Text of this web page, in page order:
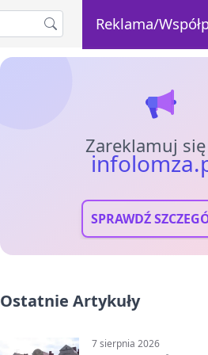
Reklama/
Zareklamuj
SPRAWDŹ
Ostatnie Artykuły
7 sierpnia 2026